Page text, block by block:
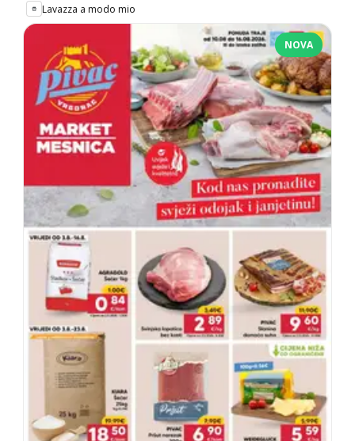
Lavazza a modo mio
NOVA